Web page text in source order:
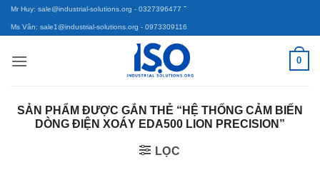
Bỏ
qua
dung
Mr Huy: sale@industrial-solutions.org - 0327396477 -
Ms Vân: sale1@industrial-solutions.org - 0973309116
0
SẢN PHẨM ĐƯỢC GẮN THẺ “HỆ THỐNG CẢM BIẾN
DÒNG ĐIỆN XOÁY EDA500 LION PRECISION”
LỌC